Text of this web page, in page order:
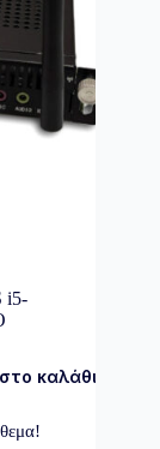
i5-
καλάθι